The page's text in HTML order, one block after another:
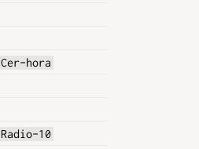
Cer-hora
Radio-10